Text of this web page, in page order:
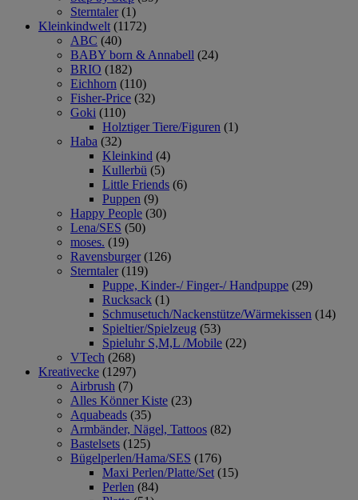
Sterntaler (1)
Kleinkindwelt (1172)
ABC (40)
BABY born & Annabell (24)
BRIO (182)
Eichhorn (110)
Fisher-Price (32)
Goki (110)
Holztiger Tiere/Figuren (1)
Haba (32)
Kleinkind (4)
Kullerbü (5)
Little Friends (6)
Puppen (9)
Happy People (30)
Lena/SES (50)
moses. (19)
Ravensburger (126)
Sterntaler (119)
Puppe, Kinder-/ Finger-/ Handpuppe (29)
Rucksack (1)
Schmusetuch/Nackenstütze/Wärmekissen (14)
Spieltier/Spielzeug (53)
Spieluhr S,M,L /Mobile (22)
VTech (268)
Kreativecke (1297)
Airbrush (7)
Alles Könner Kiste (23)
Aquabeads (35)
Armbänder, Nägel, Tattoos (82)
Bastelsets (125)
Bügelperlen/Hama/SES (176)
Maxi Perlen/Platte/Set (15)
Perlen (84)